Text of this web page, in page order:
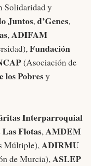
Solidaridad y
Juntos,d’Genes,
,ADIFAM
Fundación
(Asociación de
los Pobresy
Interparroquial
Las Flotas,AMDEM
Múltiple),ADIRMU
de Murcia),ASLEP